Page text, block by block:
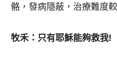
骼，發病隱蔽，治療難度
牧禾：只有耶穌能夠救我!